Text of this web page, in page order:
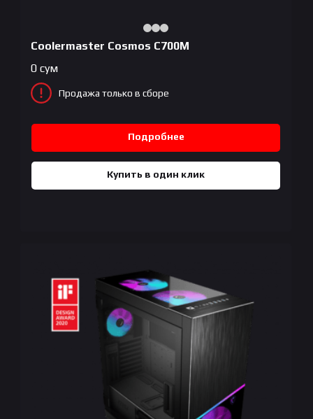
Coolermaster Cosmos C700M
0 сум
Продажа только в сборе
Подробнее
Купить в один клик